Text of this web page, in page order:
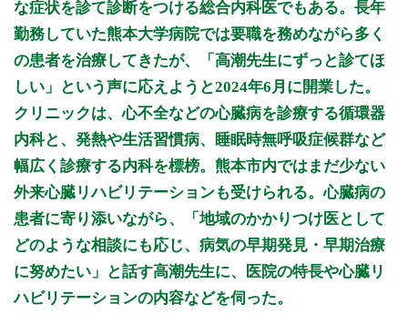
備考: 外来受付時間
8:45～12:00/14:00～17:30
※診療時間や臨時休診・診療内容等について、事前に必ず医療
機関ホームページ、またはお電話にてご確認ください。
>>病院なびで医療機関の詳細を見る
公式HPはこちら
な症状を診て診断をつける総合内科医でもある。長年
勤務していた熊本大学病院では要職を務めながら多く
の患者を治療してきたが、「高潮先生にずっと診てほ
しい」という声に応えようと2024年6月に開業した。
クリニックは、心不全などの心臓病を診療する循環器
内科と、発熱や生活習慣病、睡眠時無呼吸症候群など
幅広く診療する内科を標榜。熊本市内ではまだ少ない
外来心臓リハビリテーションも受けられる。心臓病の
患者に寄り添いながら、「地域のかかりつけ医として
どのような相談にも応じ、病気の早期発見・早期治療
に努めたい」と話す高潮先生に、医院の特長や心臓リ
ハビリテーションの内容などを伺った。